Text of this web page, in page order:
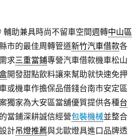
輔助兼具時尚不留車空間週轉中山區
市的最佳周轉管道新竹汽車借款各
求三重當鋪專營汽車借款機車松山
開發甜點飲料讓來幫助就快速免押
或機車作擔保品借錢台南市安定區
獨家為大安區當舖優質提供各種台
當鋪深耕誠信經營包裝機械並整合
計吊燈推薦與北歐燈具進口品牌透